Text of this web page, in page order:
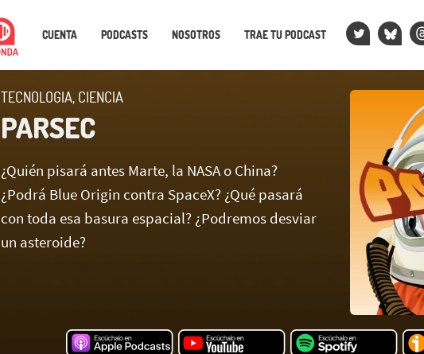
CUENTA PODCASTS NOSOTROS TRAE TU PODCAST
TECNOLOGIA, CIENCIA
PARSEC
¿Quién pisará antes Marte, la NASA o China?
¿Podrá Blue Origin contra SpaceX? ¿Qué pasará
con toda esa basura espacial? ¿Podremos desviar
un asteroide?